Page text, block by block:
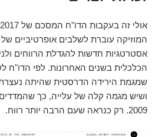
המוזיקה עוברת לשלבים אופרטיביים
אסטרטגיות חדשות להגדלת הרווחים
שמגמת הירידה הדרסטית שהיתה
ושיש מגמה קלה של עלייה, כך
2009. רק כנראה שעם הרבה יותר רווח.